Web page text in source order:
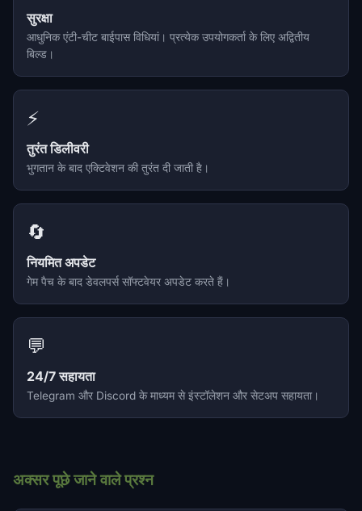
सुरक्षा
आधुनिक एंटी-चीट बाईपास विधियां। प्रत्येक उपयोगकर्ता के लिए अद्वितीय
बिल्ड।
⚡
तुरंत डिलीवरी
भुगतान के बाद एक्टिवेशन की तुरंत दी जाती है।
🔄
नियमित अपडेट
गेम पैच के बाद डेवलपर्स सॉफ्टवेयर अपडेट करते हैं।
💬
24/7 सहायता
Telegram और Discord के माध्यम से इंस्टॉलेशन और सेटअप सहायता।
अक्सर पूछे जाने वाले प्रश्न